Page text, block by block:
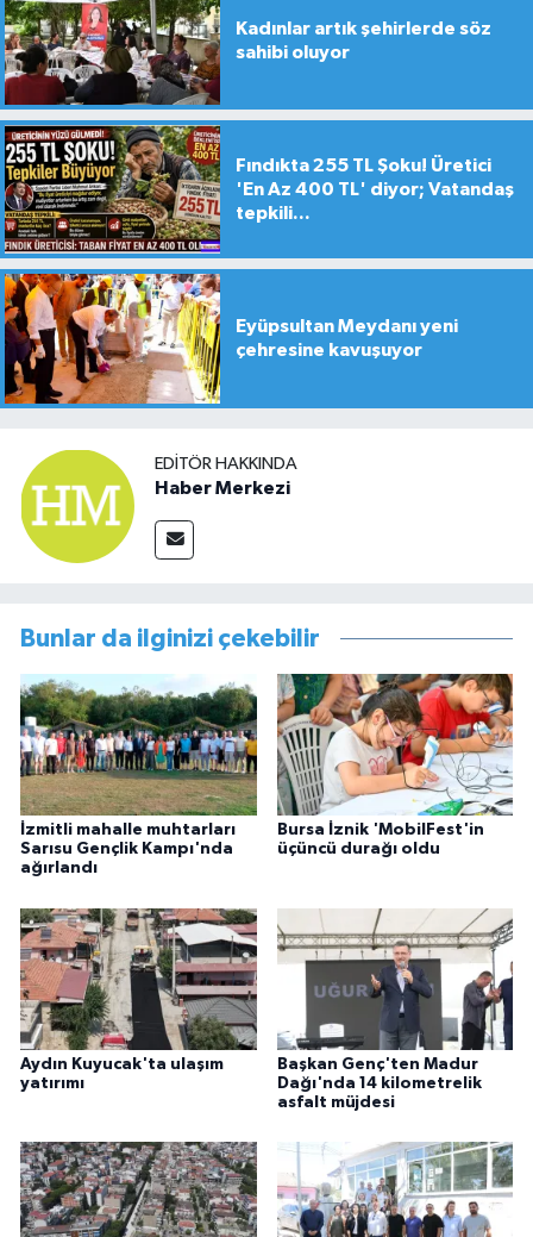
Kadınlar artık şehirlerde söz
sahibi oluyor
Fındıkta 255 TL Şoku! Üretici
'En Az 400 TL' diyor; Vatandaş
tepkili...
Eyüpsultan Meydanı yeni
çehresine kavuşuyor
EDITÖR HAKKINDA
Haber Merkezi
Bunlar da ilginizi çekebilir
İzmitli mahalle muhtarları
Sarısu Gençlik Kampı'nda
ağırlandı
Bursa İznik 'MobilFest'in
üçüncü durağı oldu
Aydın Kuyucak'ta ulaşım
yatırımı
Başkan Genç'ten Madur
Dağı'nda 14 kilometrelik
asfalt müjdesi